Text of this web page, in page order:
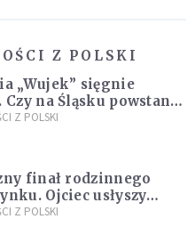
Z POLSKI
„Wujek” sięgnie
Czy na Śląsku powstanie
Z POLSKI
finał rodzinnego
Ojciec usłyszy
Z POLSKI